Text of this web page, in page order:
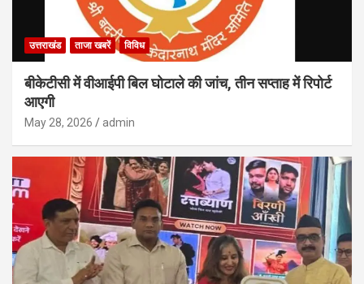
उत्तराखंड ताजा खबरें विविध
बीकेटीसी में वीआईपी बिल घोटाले की जांच, तीन सप्ताह में रिपोर्ट
आएगी
May 28, 2026 admin